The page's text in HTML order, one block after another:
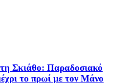
Σκιάθο: Παραδοσιακό
το πρωί με τον Μάνο